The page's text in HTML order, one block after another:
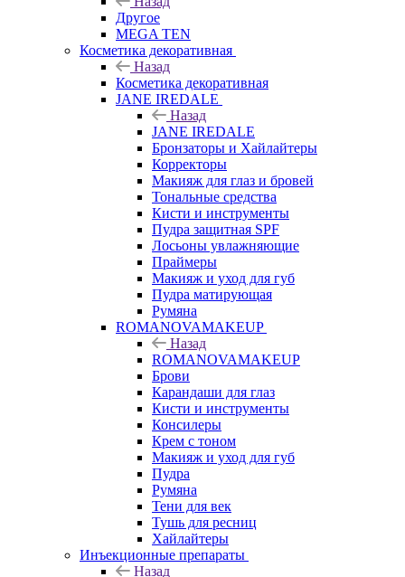
Другое
MEGA TEN
Косметика декоративная
Назад
Косметика декоративная
JANE IREDALE
Назад
JANE IREDALE
Бронзаторы и Хайлайтеры
Корректоры
Макияж для глаз и бровей
Тональные средства
Кисти и инструменты
Пудра защитная SPF
Лосьоны увлажняющие
Праймеры
Макияж и уход для губ
Пудра матирующая
Румяна
ROMANOVAMAKEUP
Назад
ROMANOVAMAKEUP
Брови
Карандаши для глаз
Кисти и инструменты
Консилеры
Крем с тоном
Макияж и уход для губ
Пудра
Румяна
Тени для век
Тушь для ресниц
Хайлайтеры
Инъекционные препараты
Назад